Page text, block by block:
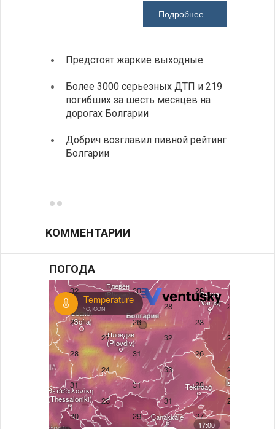
Подробнее...
Предстоят жаркие выходные
Более 3000 серьезных ДТП и 219
погибших за шесть месяцев на
дорогах Болгарии
Добрич возглавил пивной рейтинг
Болгарии
КОММЕНТАРИИ
ПОГОДА